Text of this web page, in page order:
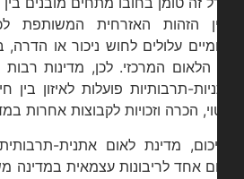
הזהות האזרחית המשותפת לכלל
עלולים לחוש ניכור או הדרה,
המרכזי. לכן, מדינות רבות
תרבותיות פועלות לאיזון בין
הכרה וזכויות לקבוצות אחרות במדינה.
מדינת לאום אתנית-תרבותית
אחד לריבונות עצמאית במדינה